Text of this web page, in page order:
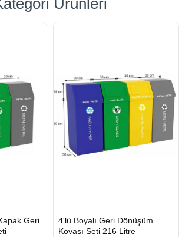
Ürünleri
Geri
HIZLI
GÖNDERİ
4'lü Boyalı Geri Dönüşüm
Kovası Seti 216 Litre